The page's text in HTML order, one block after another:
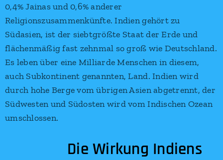
0,4% Jainas und 0,6% anderer
Religionszusammenkünfte. Indien gehört zu
Südasien, ist der siebtgrößte Staat der Erde und
flächenmäßig fast zehnmal so groß wie Deutschland.
Es leben über eine Milliarde Menschen in diesem,
auch Subkontinent genannten, Land. Indien wird
durch hohe Berge vom übrigen Asien abgetrennt, der
Südwesten und Südosten wird vom Indischen Ozean
umschlossen.
Die Wirkung Indiens